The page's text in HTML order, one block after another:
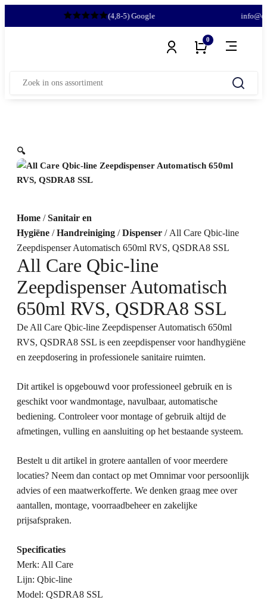
(4,8-5) Google
0
Zoeken
🔍
Home /Sanitair en
Hygiëne /Handreiniging /Dispenser / All Care Qbic-line
Zeepdispenser Automatisch 650ml RVS, QSDRA8 SSL
All Care Qbic-line
Zeepdispenser Automatisch
650ml RVS, QSDRA8 SSL
De All Care Qbic-line Zeepdispenser Automatisch 650ml
RVS, QSDRA8 SSL is een zeepdispenser voor handhygiëne
en zeepdosering in professionele sanitaire ruimten.
Dit artikel is opgebouwd voor professioneel gebruik en is
geschikt voor wandmontage, navulbaar, automatische
bediening. Controleer voor montage of gebruik altijd de
afmetingen, vulling en aansluiting op het bestaande systeem.
Bestelt u dit artikel in grotere aantallen of voor meerdere
locaties? Neem dan contact op met Omnimar voor persoonlijk
advies of een maatwerkofferte. We denken graag mee over
aantallen, montage, voorraadbeheer en zakelijke
prijsafspraken.
Specificaties
Merk: All Care
Lijn: Qbic-line
Model: QSDRA8 SSL